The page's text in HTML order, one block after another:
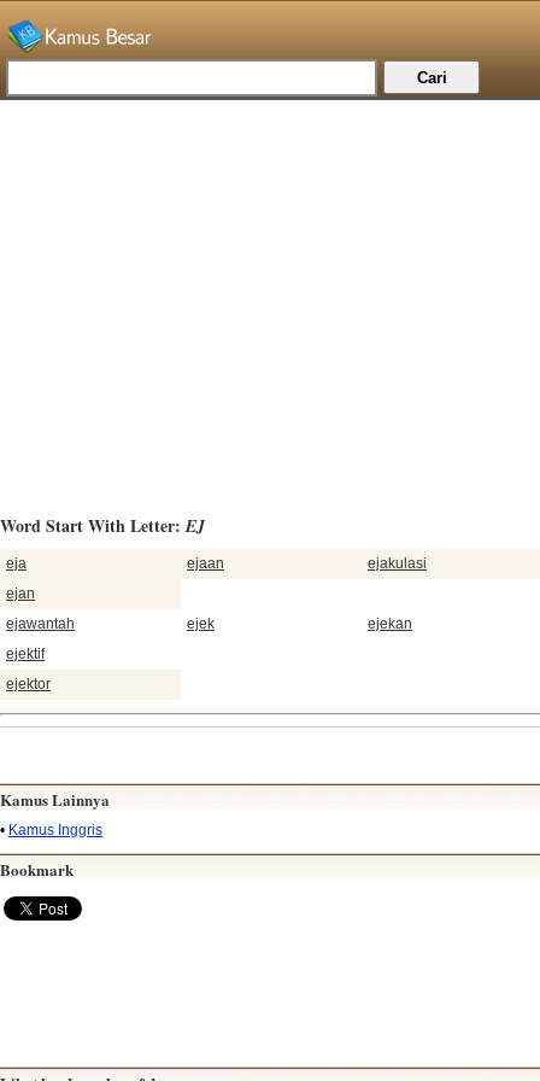
Word Start With Letter:EJ
eja ejaan
ejakulasi
ejan
ejawantah
ejek
ejekan
ejektif
ejektor
Kamus Lainnya
• Kamus Inggris
Bookmark